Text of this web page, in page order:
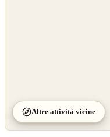
Altre attività vicine